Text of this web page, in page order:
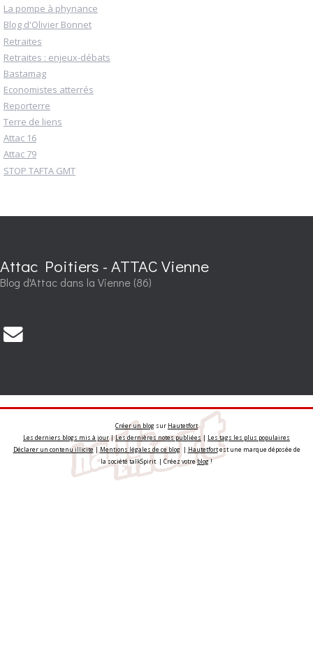
La pompe à phynance
Blog d'Olivier Bonnet
Retraites
Retraites : enjeux-débats
Bastamag
Economistes atterrés
Reporterre
Terre de liens
Attac 16
Attac 79
STOP TAFTA GMT
Attac Poitiers - ATTAC Vienne
Blog d'Attac dans la Vienne (86)
Créer un blog sur Hautetfort
Les derniers blogs mis à jour|Les dernières notes publiées | Les tags les plus populaires
Déclarer un contenu illicite|Mentions légales de ce blog| Hautetfortest une marque déposée de
la société talkSpirit | Créez votreblog!